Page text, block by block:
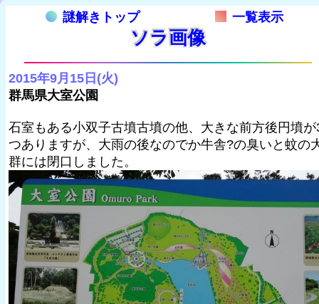
謎解きトップ 一覧表示
ソラ画像
2015年9月15日(火)
群馬県大室公園
石室もある小双子古墳古墳の他、大きな前方後円墳が
つありますが、大雨の後なのでか牛舎?の臭いと蚊の
群には閉口しました。